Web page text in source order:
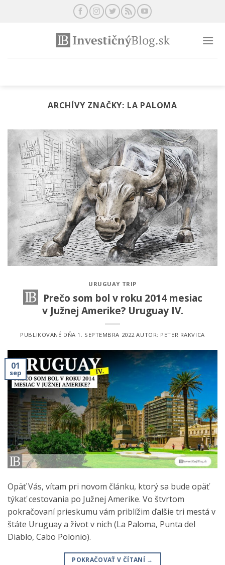
ARCHÍVY ZNAČKY: LA PALOMA
URUGUAY TRIP
Prečo som bol v roku 2014 mesiac
v Južnej Amerike? Uruguay IV.
PUBLIKOVANÉ DŇA 1. SEPTEMBRA 2022 AUTOR: PETER RAKVICA
01
sep
Opäť Vás, vítam pri novom článku, ktorý sa bude opäť
týkať cestovania po Južnej Amerike. Vo štvrtom
pokračovaní prieskumu vám priblížim ďalšie tri mestá v
štáte Uruguay a život v nich (La Paloma, Punta del
Diablo, Cabo Polonio).
POKRAČOVAŤ V ČÍTANÍ →